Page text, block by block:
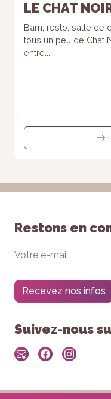
LE CHAT
Barn, resto, salle de
tous un peu de Chat
entre...
Restons en
Recevez nos infos
Suivez-nous